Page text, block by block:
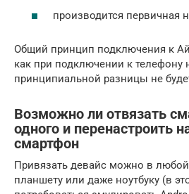
производится первичная
Общий принцип подключения к
как при подключении к телефону
принципиальной разницы не
Возможно ли отвязать
одного и перенастроить
смартфон
Привязать девайс можно в
планшету или даже ноутбуку (в